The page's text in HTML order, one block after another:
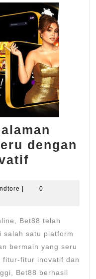
dengan
Bermain
Seru
dengan
Fitur
Inovatif
Papsiondtore
0
Bet88 telah
salah satu platform
bermain yang seru
fitur-fitur inovatif dan
Bet88 berhasil